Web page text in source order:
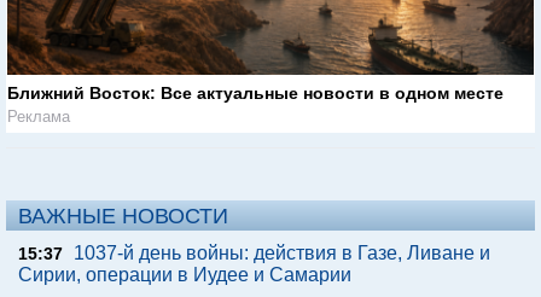
Ближний Восток: Все актуальные новости в одном месте
Реклама
ВАЖНЫЕ НОВОСТИ
15:37
1037-й день войны: действия в Газе, Ливане и
Сирии, операции в Иудее и Самарии